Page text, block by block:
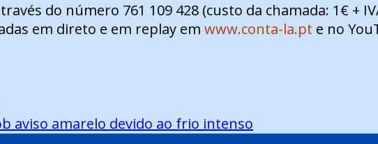
do número 761 109 428 (custo da chamada: 1€ +
em direto e em replay em www.conta-la.pt e no
aviso amarelo devido ao frio intenso